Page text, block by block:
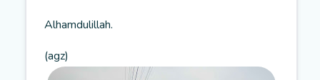
Alhamdulillah.
(agz)